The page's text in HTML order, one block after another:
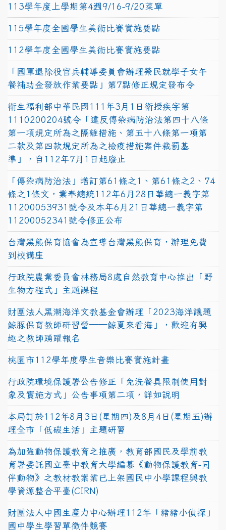
113學年度上學期第4週9/16-9/20菜單
115學年度全國學生美術比賽實施要點
112學年度全國學生美術比賽實施要點
「國軍退除役官兵輔導委員會辦理榮民就學子女午
餐補助金發放作業要點」第7點修正規定發布令
衛生福利部中華民國111年3月1日衛授疾字第
1110200204號令「違反傳染病防治法第四十八條
第一項規定所為之隔離措施、第五十八條第一項第
二款及第四款規定所為之檢疫措施案件裁罰基
準」，自112年7月1日起廢止
「傳染病防治法」增訂第61條之1、第61條之2、74
條之1條文，業奉總統112年6月28日華總一義字第
11200053931號令及本年6月21日華總一義字第
11200052341號令修正公布
台灣黑熊保育協會為宣導台灣黑熊保育，辦理免費
到校講座
行政院農業委員會林務局8處自然教育中心推出「野
生物方程式」主題課程
財團法人黑潮海洋文教基金會辦理「2023海洋議題
鯨豚保育教師研習營──鯨夏來看海」，歡迎有興
趣之教師踴躍報名
桃園市112學年度學生音樂比賽實施計畫
行政院環境保護署公告修正「免洗餐具限制使用對
象及實施方式」公告事項第二項，詳如說明
本局訂於112年8月3日(星期四)及8月4日(星期五)辦
理全市「低碳生活」主題研習
為加強動物保護教育之推廣，教育部國民及學前教
育署委託國立臺中教育大學編纂《動物保護教育-同
伴動物》之教材教案業已上架國民中小學課程與教
學資源整合平臺(CIRN)
財團法人中國生產力中心辦理112年「豬豬小偵探」
國中學生學習單徵件競賽